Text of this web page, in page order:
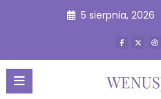
5 sierpnia, 2026